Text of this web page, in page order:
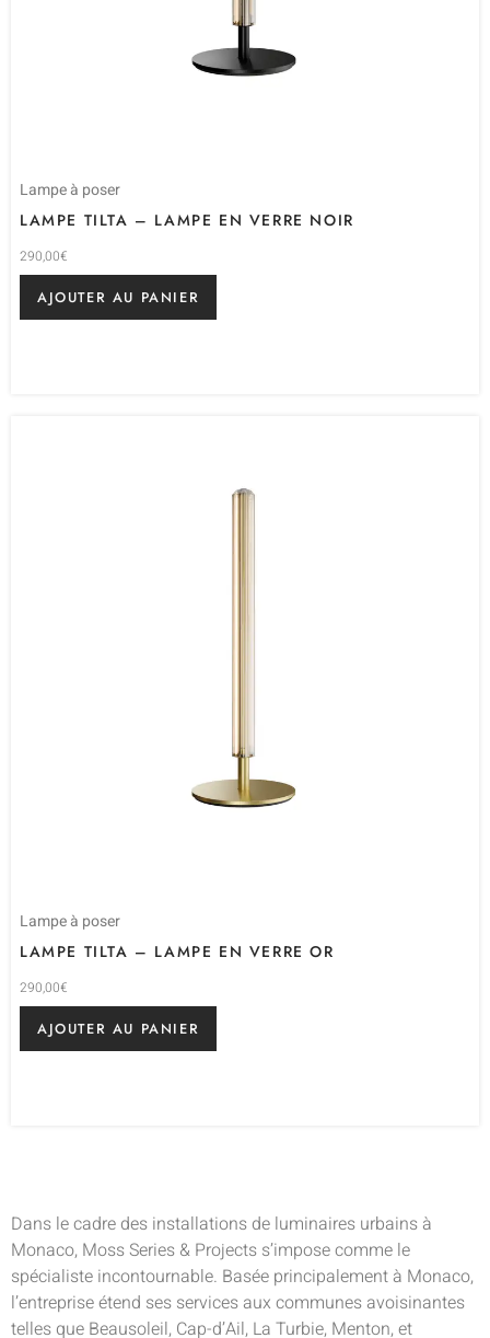
Lampe à poser
LAMPE TILTA – LAMPE EN VERRE NOIR
290,00€
AJOUTER AU PANIER
Lampe à poser
LAMPE TILTA – LAMPE EN VERRE OR
290,00€
AJOUTER AU PANIER
Dans le cadre des installations de luminaires urbains à
Monaco, Moss Series & Projects s’impose comme le
spécialiste incontournable. Basée principalement à Monaco,
l’entreprise étend ses services aux communes avoisinantes
telles que Beausoleil, Cap-d’Ail, La Turbie, Menton, et